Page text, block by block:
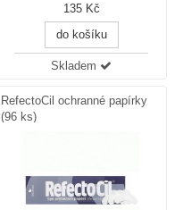
135 Kč
do košíku
Skladem
RefectoCil ochranné papírky
(96 ks)